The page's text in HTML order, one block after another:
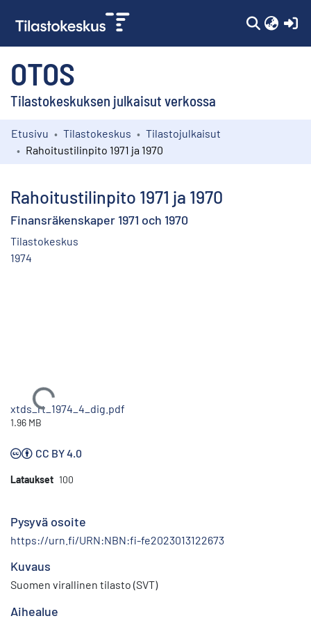
OTOS
Tilastokeskuksen julkaisut verkossa
Kokoelmat
Etusivu Tilastokeskus
Tilastojulkaisut
Rahoitustilinpito 1971 ja 1970
Rahoitustilinpito 1971 ja 1970
Finansräkenskaper 1971 och 1970
Tilastokeskus
1974
Ladataan...
xtds_rt_1974_4_dig.pdf
1.96 MB
CC BY 4.0
Lataukset 100
Pysyvä osoite
https://urn.fi/URN:NBN:fi-fe2023013122673
Kuvaus
Suomen virallinen tilasto (SVT)
Aihealue